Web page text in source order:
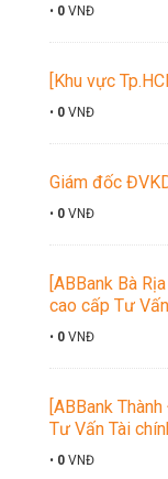
• 0 VNĐ
[Khu vực
• 0 VNĐ
Giám đốc
• 0 VNĐ
[ABBank Bà
cao cấp Tư
• 0 VNĐ
[ABBank
Tư Vấn Tài
• 0 VNĐ